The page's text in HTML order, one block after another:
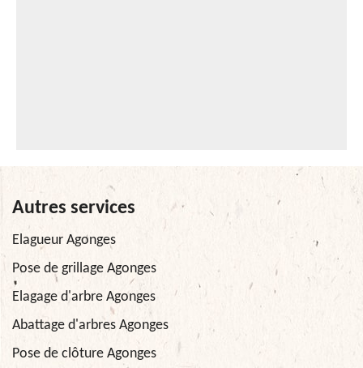
Autres services
Elagueur Agonges
Pose de grillage Agonges
Elagage d'arbre Agonges
Abattage d'arbres Agonges
Pose de clôture Agonges